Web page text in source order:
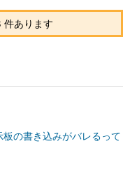
件あります
の書き込みがバレるって